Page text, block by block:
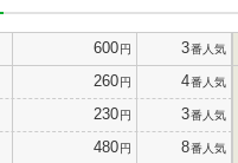
600円 3番人気
260円 4番人気
230円 3番人気
480円 8番人気